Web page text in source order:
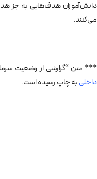
دانش‌آموزان هدف‌هایی به جز
می‌کنند.
*** متن “گزارشی از وضعیت
داخلیبه چاپ رسیده است.